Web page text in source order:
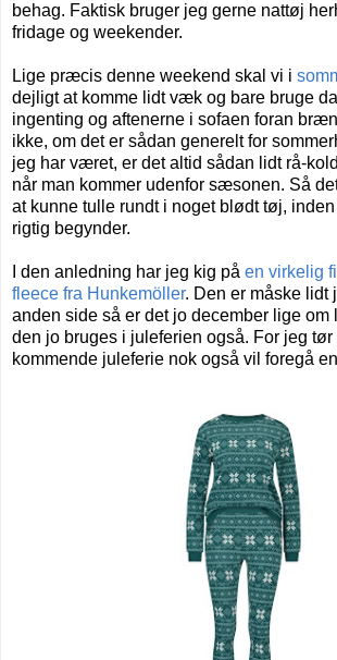
behag. Faktisk bruger jeg gerne nattøj
fridage og weekender.
Lige præcis denne weekend skal vi i
dejligt at komme lidt væk og bare bruge
ingenting og aftenerne i sofaen foran
ikke, om det er sådan generelt for
jeg har været, er det altid sådan lidt rå-
når man kommer udenfor sæsonen. Så
at kunne tulle rundt i noget blødt tøj,
rigtig begynder.
I den anledning har jeg kig på en virkelig
fleece fra Hunkemöller. Den er måske lidt
anden side så er det jo december lige om
den jo bruges i juleferien også. For jeg tør
kommende juleferie nok også vil foregå